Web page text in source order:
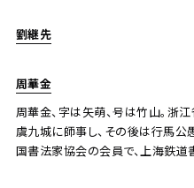
劉継先
周華金
周華金、字は矢萌、号は竹山。浙
虞九城に師事し、その後は行馬公
国書法家協会の会員で、上海鉄